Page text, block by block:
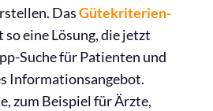
DasGütekriterien-
so eine Lösung, die jetzt
Suche für Patienten und
Informationsangebot.
zum Beispiel für Ärzte,